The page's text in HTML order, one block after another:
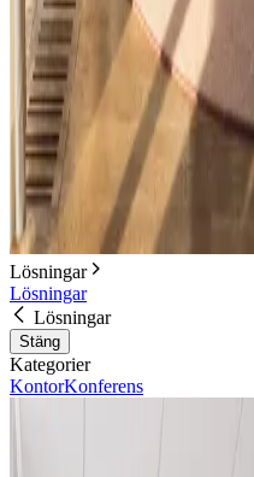
Lösningar
Lösningar
Lösningar
Stäng
Kategorier
KontorKonferens